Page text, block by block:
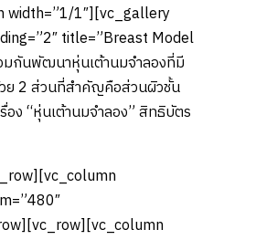
width=”1/1″][vc_gallery
title=”Breast Model
กันพัฒนาหุ่นเต้านมจำลองที่มี
วย 2 ส่วนที่สำคัญคือส่วนผิวชั้น
ง “หุ่นเต้านมจำลอง” สิทธิบัตร